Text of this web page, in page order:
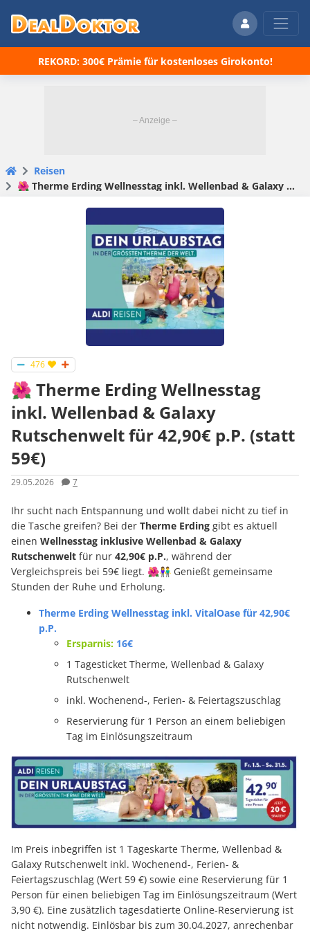
REKORD: 300€ Prämie für kostenloses Girokonto!
Reisen
🌺 Therme Erding Wellnesstag inkl. Wellenbad & Galaxy Rutschenwelt für 42,90€ p.P. (statt 59€)
476
🌺 Therme Erding Wellnesstag
inkl. Wellenbad & Galaxy
Rutschenwelt für 42,90€ p.P. (statt
59€)
29.05.2026 7
Ihr sucht nach Entspannung und wollt dabei nicht zu tief in
die Tasche greifen? Bei der Therme Erding gibt es aktuell
einen Wellnesstag inklusive Wellenbad & Galaxy
Rutschenwelt für nur 42,90€ p.P., während der
Vergleichspreis bei 59€ liegt. 🌺👫 Genießt gemeinsame
Stunden der Ruhe und Erholung.
Therme Erding Wellnesstag inkl. VitalOase für 42,90€
p.P.
Ersparnis: 16€
1 Tagesticket Therme, Wellenbad & Galaxy
Rutschenwelt
inkl. Wochenend-, Ferien- & Feiertagszuschlag
Reservierung für 1 Person an einem beliebigen
Tag im Einlösungszeitraum
Im Preis inbegriffen ist 1 Tageskarte Therme, Wellenbad &
Galaxy Rutschenwelt inkl. Wochenend-, Ferien- &
Feiertagszuschlag (Wert 59 €) sowie eine Reservierung für 1
Person für einen beliebigen Tag im Einlösungszeitraum (Wert
3,90 €). Eine zusätzlich tagesdatierte Online-Reservierung ist
nicht notwendig. Einlösbar bis zum 30.04.2027, anrechenbar